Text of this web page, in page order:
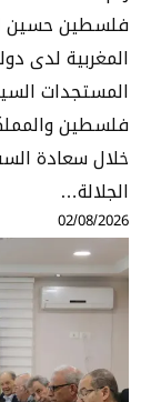
فلسطين حسين
المغربية لدى
المستجدات
فلسطين
خلال سعادة
الجلالة…
02/08/2026